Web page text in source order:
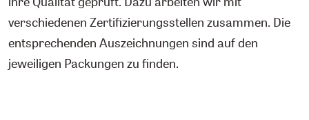
verschiedenen Zertifizierungsstellen zusammen. Die
entsprechenden Auszeichnungen sind auf den
jeweiligen Packungen zu finden.